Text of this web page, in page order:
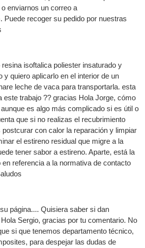
enviarnos un correo a
. Puede recoger su pedido por nuestras
isoftalica poliester insaturado y
y quiero aplicarlo en el interior de un
leche de vaca para transportarla. esta
este trabajo ?? gracias Hola Jorge, cómo
es algo más complicado si es útil o
que si no realizas el recubrimiento
con calor la reparación y limpiar
el estireno residual que migre a la
tener sabor a estireno. Aparte, está la
referencia a la normativa de contacto
página.... Quisiera saber si dan
Sergio, gracias por tu comentario. No
si que tenemos departamento técnico,
para despejar las dudas de